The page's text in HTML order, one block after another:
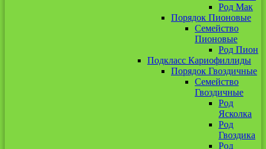
Род Мак
Порядок Пионовые
Семейство
Пионовые
Род Пион
Подкласс Кариофиллиды
Порядок Гвоздичные
Семейство
Гвоздичные
Род
Ясколка
Род
Гвоздика
Род